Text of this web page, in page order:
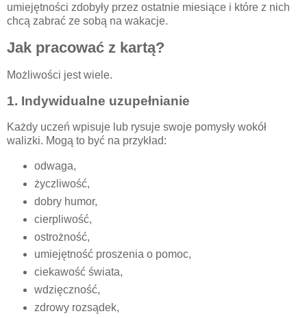
umiejętności zdobyły przez ostatnie miesiące i które z nich
chcą zabrać ze sobą na wakacje.
Jak pracować z kartą?
Możliwości jest wiele.
1. Indywidualne uzupełnianie
Każdy uczeń wpisuje lub rysuje swoje pomysły wokół
walizki. Mogą to być na przykład:
odwaga,
życzliwość,
dobry humor,
cierpliwość,
ostrożność,
umiejętność proszenia o pomoc,
ciekawość świata,
wdzięczność,
zdrowy rozsądek,